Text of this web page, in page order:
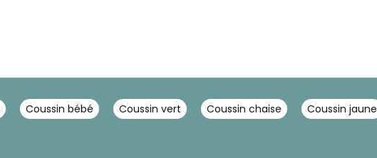
Coussin bébé Coussin vert Coussin chaise Coussin jaune